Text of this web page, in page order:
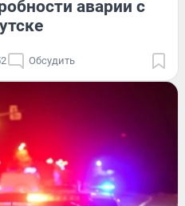
аварии с
Обсудить